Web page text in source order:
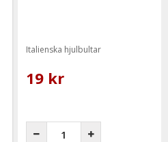
Italienska hjulbultar
19 kr